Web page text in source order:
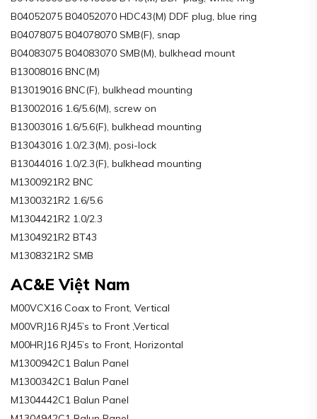
B04052075 B04052070 HDC43(M) DDF plug, blue ring
B04078075 B04078070 SMB(F), snap
B04083075 B04083070 SMB(M), bulkhead mount
B13008016 BNC(M)
B13019016 BNC(F), bulkhead mounting
B13002016 1.6/5.6(M), screw on
B13003016 1.6/5.6(F), bulkhead mounting
B13043016 1.0/2.3(M), posi-lock
B13044016 1.0/2.3(F), bulkhead mounting
M1300921R2 BNC
M1300321R2 1.6/5.6
M1304421R2 1.0/2.3
M1304921R2 BT43
M1308321R2 SMB
AC&E Việt Nam
M00VCX16 Coax to Front, Vertical
M00VRJ16 RJ45’s to Front ,Vertical
M00HRJ16 RJ45’s to Front, Horizontal
M1300942C1 Balun Panel
M1300342C1 Balun Panel
M1304442C1 Balun Panel